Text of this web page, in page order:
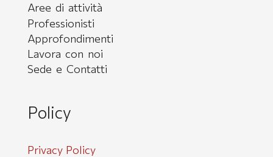
Aree di attività
Professionisti
Approfondimenti
Lavora con noi
Sede e Contatti
Policy
Privacy Policy